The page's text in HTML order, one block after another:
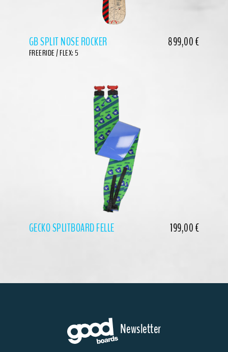
GB SPLIT NOSE ROCKER 899,00€
FREERIDE / FLEX: 5
GECKO SPLITBOARD FELLE 199,00€
Newsletter